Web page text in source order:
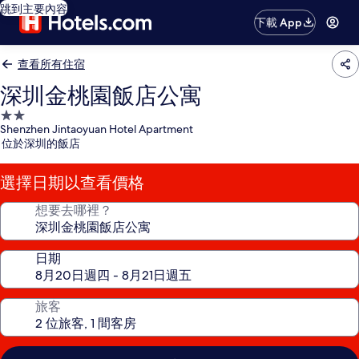
跳到主要內容
下載 App
查看所有住宿
深圳金桃園飯店公寓
2.0
星
級
住
宿
Shenzhen Jintaoyuan Hotel Apartment
位於深圳的飯店
選擇日期以查看價格
想要去哪裡？
日期
旅客